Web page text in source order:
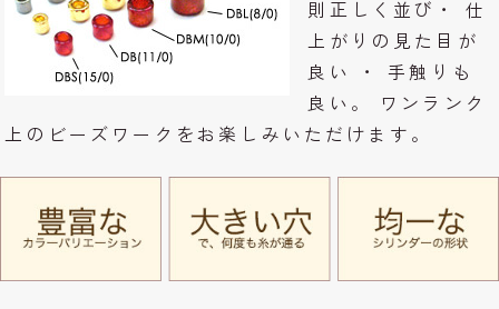
則正しく並び・ 仕
上がりの見た目が
良い ・ 手触りも
良い。 ワンランク
上のビーズワークをお楽しみいただけます。